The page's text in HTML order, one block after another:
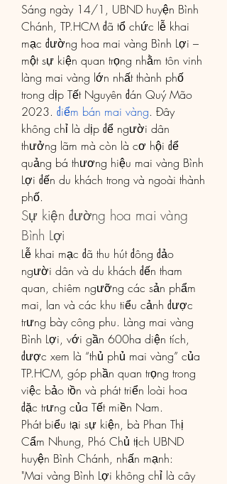
Sáng ngày 14/1, UBND huyện Bình
Chánh, TP.HCM đã tổ chức lễ khai
mạc đường hoa mai vàng Bình Lợi –
một sự kiện quan trọng nhằm tôn vinh
làng mai vàng lớn nhất thành phố
trong dịp Tết Nguyên đán Quý Mão
2023. điểm bán mai vàng. Đây
không chỉ là dịp để người dân
thưởng lãm mà còn là cơ hội để
quảng bá thương hiệu mai vàng Bình
Lợi đến du khách trong và ngoài thành
phố.
Sự kiện đường hoa mai vàng
Bình Lợi
Lễ khai mạc đã thu hút đông đảo
người dân và du khách đến tham
quan, chiêm ngưỡng các sản phẩm
mai, lan và các khu tiểu cảnh được
trưng bày công phu. Làng mai vàng
Bình Lợi, với gần 600ha diện tích,
được xem là “thủ phủ mai vàng” của
TP.HCM, góp phần quan trọng trong
việc bảo tồn và phát triển loài hoa
đặc trưng của Tết miền Nam.
Phát biểu tại sự kiện, bà Phan Thị
Cẩm Nhung, Phó Chủ tịch UBND
huyện Bình Chánh, nhấn mạnh:
"Mai vàng Bình Lợi không chỉ là cây